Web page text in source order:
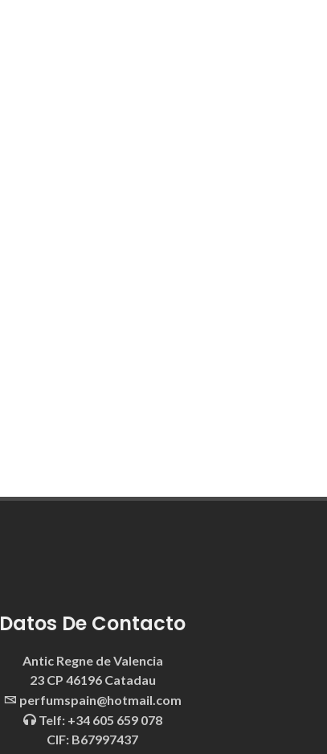
Datos De Contacto
Antic Regne de Valencia
23 CP 46196 Catadau
perfumspain@hotmail.com
Telf: +34 605 659 078
CIF: B67997437